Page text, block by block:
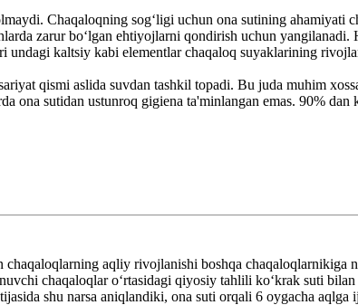
Chaqaloqning sog‘ligi uchun ona sutining
zarur bo‘lgan ehtiyojlarni qondirish uchun
undagi kaltsiy kabi elementlar chaqaloq suyaklarining
qismi aslida suvdan tashkil topadi. Bu juda muhim
ona sutidan ustunroq gigiena ta'minlangan emas. 90%
aqliy rivojlanishi boshqa
chaqaloqlar o‘rtasidagi qiyosiy tahlili ko‘krak suti
shu narsa aniqlandiki, ona suti orqali 6 oygacha